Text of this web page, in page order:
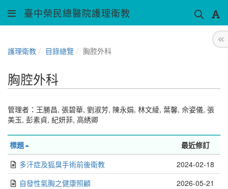
臺中榮民總醫院護理衛教
護理衛教 目錄總覽 胸腔外科
胸腔外科
管理者： 王勝昌, 張碧華, 劉淑芳, 陳永娟, 林文綾, 葉馨, 佘姿儀, 張
美玉, 彭素貞, 紀妍菲, 高綉卿
標題
最近修訂
多汗症及狐臭手術前後衛教
2024-02-18
自發性氣胸之健康照顧
2026-05-21